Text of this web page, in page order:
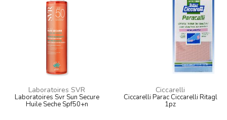
Laboratoires SVR
Laboratoires Svr Sun Secure
Huile Seche Spf50+n
Ciccarelli
Ciccarelli Parac Ciccarelli Ritagl
1pz